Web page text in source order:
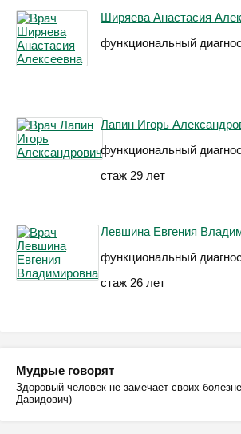
Ширяева Анастасия
функциональный
Лапин Игорь
функциональный
стаж 29 лет
Левшина Евгения
функциональный
стаж 26 лет
Мудрые говорят
Здоровый человек не замечает своих
Давидович)